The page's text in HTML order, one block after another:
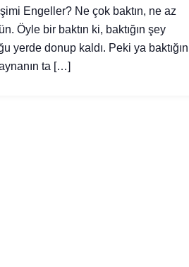
Engeller? Ne çok baktın, ne az
Öyle bir baktın ki, baktığın şey
yerde donup kaldı. Peki ya baktığın
ta […]